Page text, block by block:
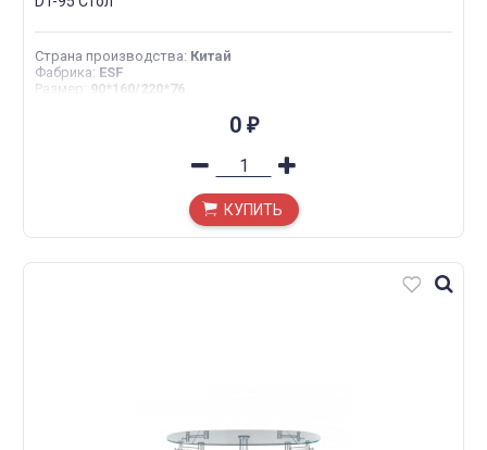
Страна производства: Китай
Фабрика: ESF
Размер : 90*160/220*76
0 ₽
КУПИТЬ